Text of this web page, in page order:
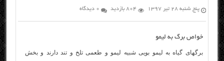
پنج شنبه ۲۸ تیر ۱۳۹۷ 804 بازدید 0 دیدگاه
خواص برگ به لیمو
برگهای گیاه به لیمو بویی شبیه لیمو و طعمی تلخ و تند دارند و بخش